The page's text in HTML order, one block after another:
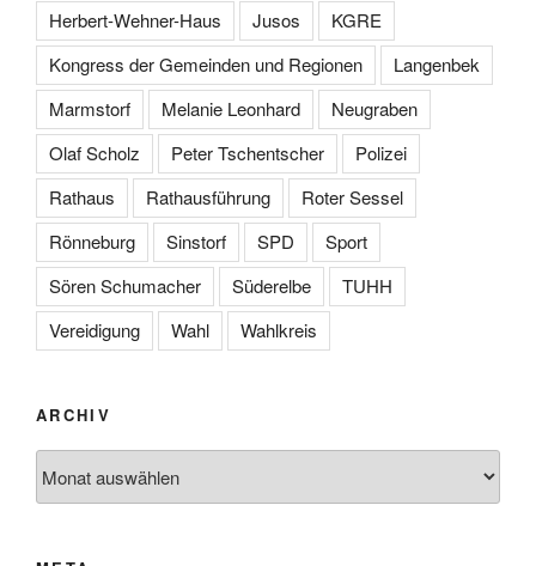
Herbert-Wehner-Haus
Jusos
KGRE
Kongress der Gemeinden und Regionen
Langenbek
Marmstorf
Melanie Leonhard
Neugraben
Olaf Scholz
Peter Tschentscher
Polizei
Rathaus
Rathausführung
Roter Sessel
Rönneburg
Sinstorf SPD
Sport
Sören Schumacher
Süderelbe
TUHH
Vereidigung
Wahl Wahlkreis
ARCHIV